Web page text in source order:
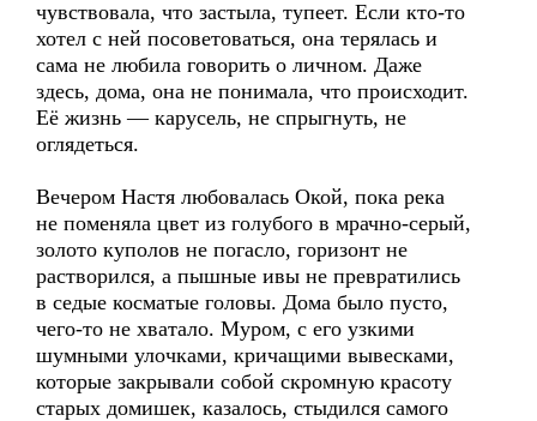
чувствовала, что застыла, тупеет. Если кто-то
хотел с ней посоветоваться, она терялась и
сама не любила говорить о личном. Даже
здесь, дома, она не понимала, что происходит.
Её жизнь — карусель, не спрыгнуть, не
оглядеться.
Вечером Настя любовалась Окой, пока река
не поменяла цвет из голубого в мрачно-серый,
золото куполов не погасло, горизонт не
растворился, а пышные ивы не превратились
в седые косматые головы. Дома было пусто,
чего-то не хватало. Муром, с его узкими
шумными улочками, кричащими вывесками,
которые закрывали собой скромную красоту
старых домишек, казалось, стыдился самого